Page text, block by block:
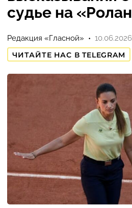
судье на
Редакция «Гласной»
10.06.2026
ЧИТАЙТЕ НАС В TELEGRAM